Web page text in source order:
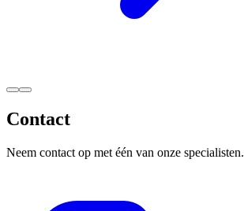
Contact
Neem contact op met één van onze specialisten.